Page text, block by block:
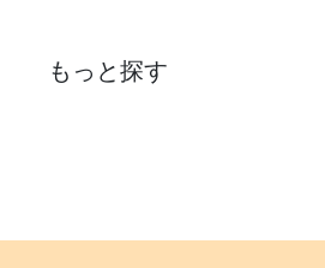
もっと探す